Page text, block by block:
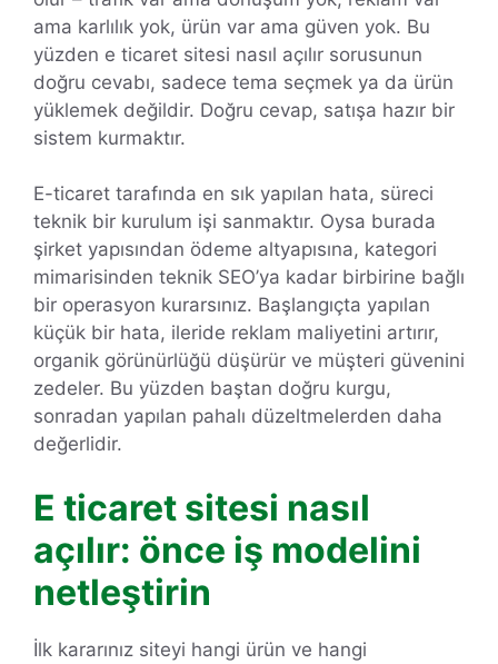
ama karlılık yok, ürün var ama güven yok. Bu
yüzden e ticaret sitesi nasıl açılır sorusunun
doğru cevabı, sadece tema seçmek ya da ürün
yüklemek değildir. Doğru cevap, satışa hazır bir
sistem kurmaktır.
E-ticaret tarafında en sık yapılan hata, süreci
teknik bir kurulum işi sanmaktır. Oysa burada
şirket yapısından ödeme altyapısına, kategori
mimarisinden teknik SEO’ya kadar birbirine bağlı
bir operasyon kurarsınız. Başlangıçta yapılan
küçük bir hata, ileride reklam maliyetini artırır,
organik görünürlüğü düşürür ve müşteri güvenini
zedeler. Bu yüzden baştan doğru kurgu,
sonradan yapılan pahalı düzeltmelerden daha
değerlidir.
E ticaret sitesi nasıl
açılır: önce iş modelini
netleştirin
İlk kararınız siteyi hangi ürün ve hangi